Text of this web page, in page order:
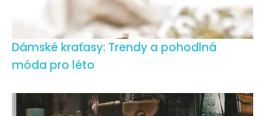
Dámské kraťasy: Trendy a pohodlná
móda pro léto